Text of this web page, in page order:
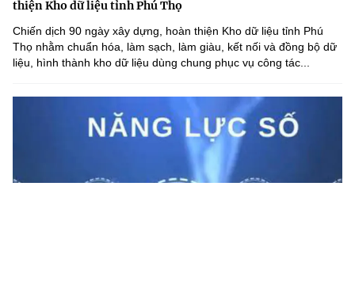
thiện Kho dữ liệu tỉnh Phú Thọ
Chiến dịch 90 ngày xây dựng, hoàn thiện Kho dữ liệu tỉnh Phú
Thọ nhằm chuẩn hóa, làm sạch, làm giàu, kết nối và đồng bộ dữ
liệu, hình thành kho dữ liệu dùng chung phục vụ công tác...